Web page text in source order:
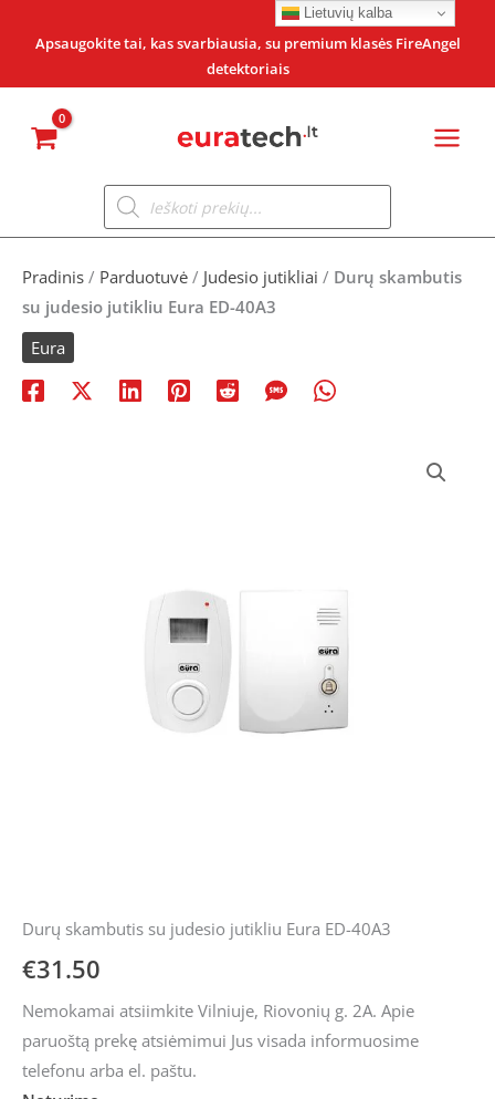
Apsaugokite tai, kas svarbiausia, su premium klasės FireAngel
detektoriais
Products
search
Pradinis / Parduotuvė / Judesio jutikliai / Durų skambutis
su judesio jutikliu Eura ED-40A3
Eura
Durų skambutis su judesio jutikliu Eura ED-40A3
€31.50
Nemokamai atsiimkite Vilniuje, Riovonių g. 2A. Apie
paruoštą prekę atsiėmimui Jus visada informuosime
telefonu arba el. paštu.
Lietuvių kalba